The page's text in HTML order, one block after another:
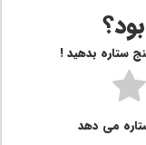
ستاره بدهید !
می دهد